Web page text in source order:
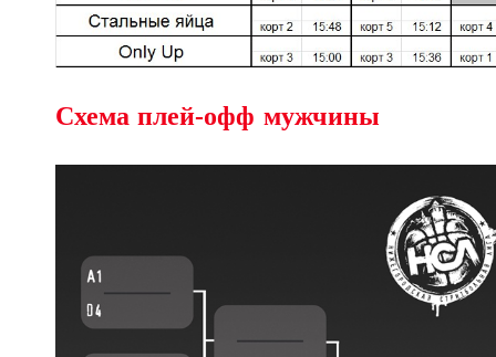
Cхема плей-офф мужчины